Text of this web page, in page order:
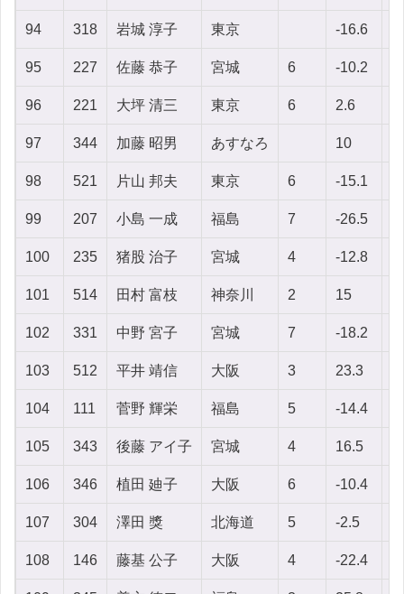
94 318 岩城 淳子 東京 -16.6
95 227 佐藤 恭子 宮城 6 -10.2
96 221 大坪 清三 東京 6 2.6
97 344 加藤 昭男 あすなろ 10
98 521 片山 邦夫 東京 6 -15.1
99 207 小島 一成 福島 7 -26.5
100 235 猪股 治子 宮城 4 -12.8
101 514 田村 富枝 神奈川 2 15
102 331 中野 宮子 宮城 7 -18.2
103 512 平井 靖信 大阪 3 23.3
104 111 菅野 輝栄 福島 5 -14.4
105 343 後藤 アイ子 宮城 4 16.5
106 346 植田 廸子 大阪 6 -10.4
107 304 澤田 獎 北海道 5 -2.5
108 146 藤基 公子 大阪 4 -22.4